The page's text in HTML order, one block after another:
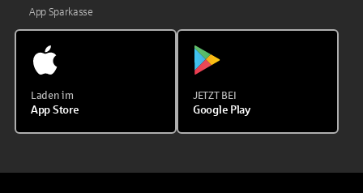
App Sparkasse
Laden im
App Store
JETZT BEI
Google Play